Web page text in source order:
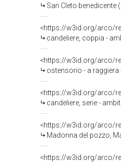
San Cleto benedicente
<https://w3id.org/arco/
candeliere, coppia -
<https://w3id.org/arco/
ostensorio - a raggiera
<https://w3id.org/arco/
candeliere, serie -
<https://w3id.org/arco/
Madonna del pozzo,
<https://w3id.org/arco/